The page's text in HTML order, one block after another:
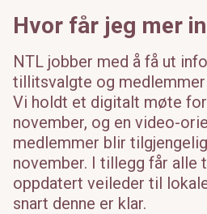
Hvor får jeg mer
NTL jobber med å få ut
tillitsvalgte og
Vi holdt et digitalt møte
november, og en video-
medlemmer blir
november. I tillegg får alle
oppdatert veileder til
snart denne er klar.